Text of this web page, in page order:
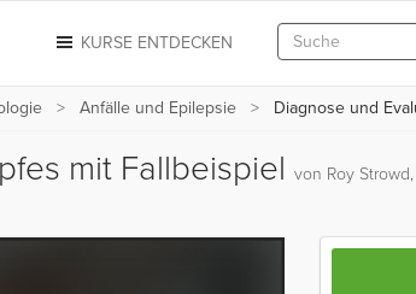
KURSE ENTDECKEN
Anfälle und Epilepsie Diagnose und
mit Fallbeispiel von Roy